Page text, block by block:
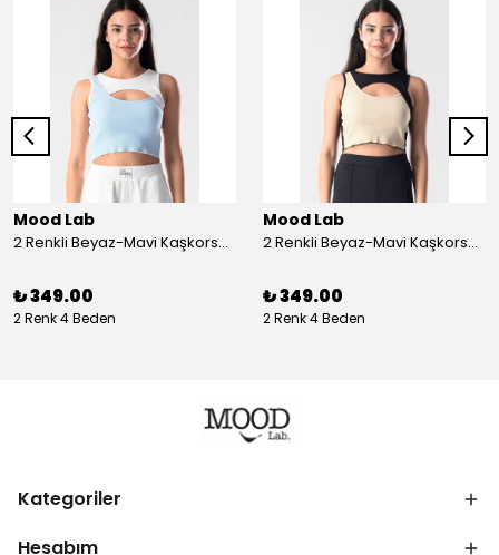
Mood Lab
2 Renkli Beyaz-Mavi Kaşkorse Asimetrik Crop Atlet Bluz Top - beyaz-mavi
₺ 349.00
2 Renk 4 Beden
Mood Lab
2 Renkli Beyaz-Mavi Kaşkorse Asimetrik Crop Atlet Bluz Top - siyah-bej
₺ 349.00
2 Renk 4 Beden
Kategoriler
Hesabım